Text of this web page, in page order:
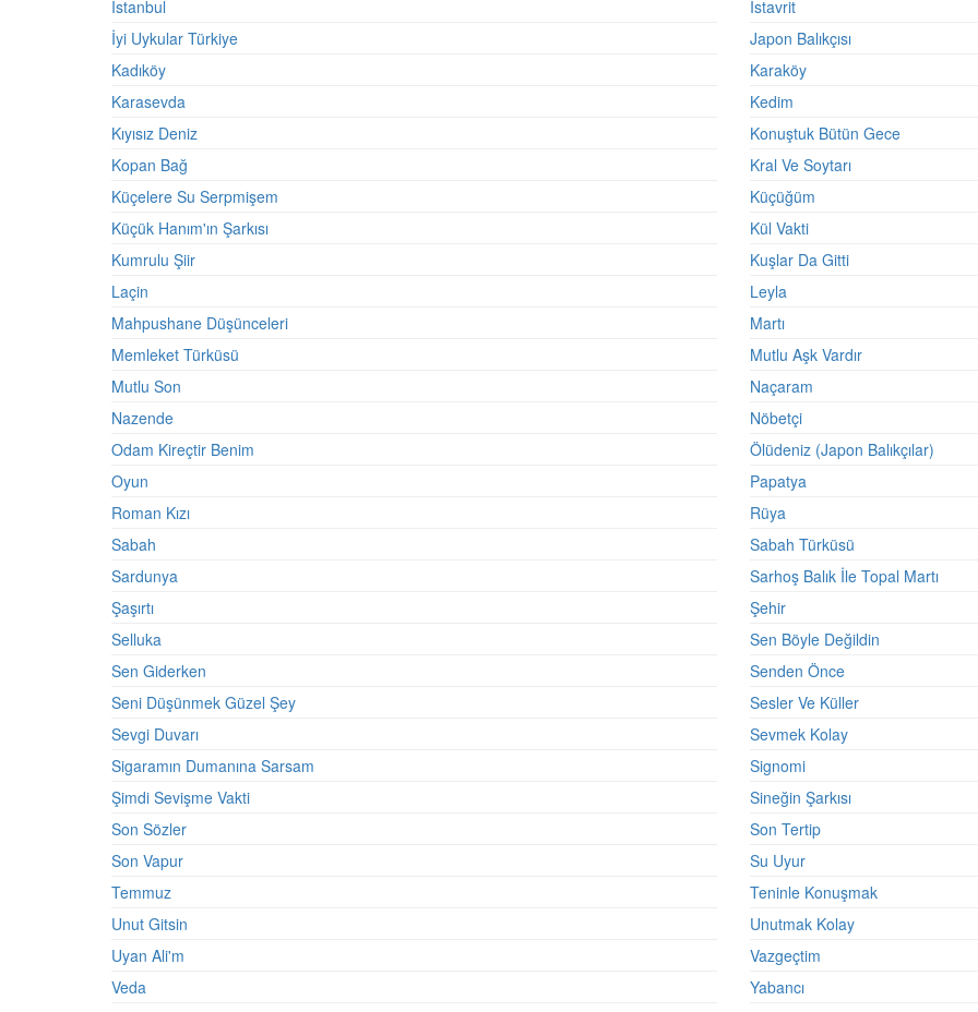
İstanbul
İstavrit
İyi Uykular Türkiye
Japon Balıkçısı
Kadıköy
Karaköy
Karasevda
Kedim
Kıyısız Deniz
Konuştuk Bütün Gece
Kopan Bağ
Kral Ve Soytarı
Küçelere Su Serpmişem
Küçüğüm
Küçük Hanım'ın Şarkısı
Kül Vakti
Kumrulu Şiir
Kuşlar Da Gitti
Laçin
Leyla
Mahpushane Düşünceleri
Martı
Memleket Türküsü
Mutlu Aşk Vardır
Mutlu Son
Naçaram
Nazende
Nöbetçi
Odam Kireçtir Benim
Ölüdeniz (Japon Balıkçılar)
Oyun
Papatya
Roman Kızı
Rüya
Sabah
Sabah Türküsü
Sardunya
Sarhoş Balık İle Topal Martı
Şaşırtı
Şehir
Selluka
Sen Böyle Değildin
Sen Giderken
Senden Önce
Seni Düşünmek Güzel Şey
Sesler Ve Küller
Sevgi Duvarı
Sevmek Kolay
Sigaramın Dumanına Sarsam
Signomi
Şimdi Sevişme Vakti
Sineğin Şarkısı
Son Sözler
Son Tertip
Son Vapur
Su Uyur
Temmuz
Teninle Konuşmak
Unut Gitsin
Unutmak Kolay
Uyan Ali'm
Vazgeçtim
Veda
Yabancı